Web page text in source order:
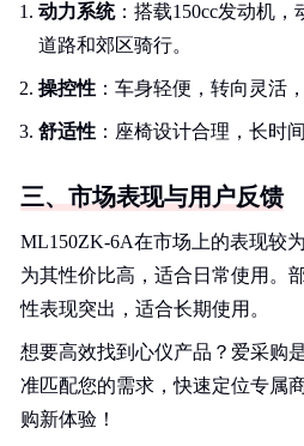
动力系统：搭载150cc发动机
道路和郊区骑行。
操控性 ：车身轻便，转向灵活
舒适性 ：座椅设计合理，长时
三、市场表现与用户反馈
ML150ZK-6A在市场上的表现较
为其性价比高，适合日常使用。
性表现突出，适合长期使用。
想要高效找到心仪产品？爱采购
准匹配您的需求，快速定位专属
购新体验！